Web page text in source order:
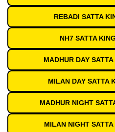
REBADI SATTA
NH7 SATTA
MADHUR DAY
MILAN DAY SATTA
MADHUR NIGHT
MILAN NIGHT